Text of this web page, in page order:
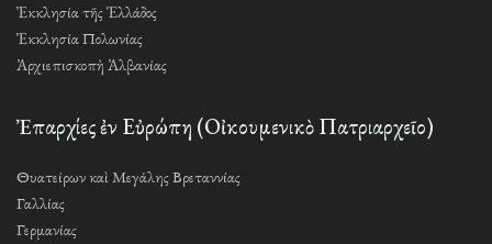
Ἐκκλησία τῆς Ἑλλάδος
Ἐκκλησία Πολωνίας
Ἀρχιεπισκοπὴ Ἀλβανίας
Ἐπαρχίες ἐν Εὐρώπη (Οἰκουμενικὸ Πατριαρχεῖο)
Θυατείρων καὶ Μεγάλης Βρεταννίας
Γαλλίας
Γερμανίας